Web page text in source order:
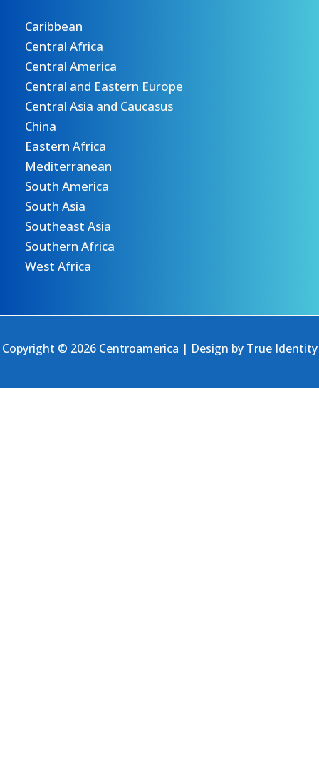
Caribbean
Central Africa
Central America
Central and Eastern Europe
Central Asia and Caucasus
China
Eastern Africa
Mediterranean
South America
South Asia
Southeast Asia
Southern Africa
West Africa
Copyright © 2026 Centroamerica | Design by True Identity